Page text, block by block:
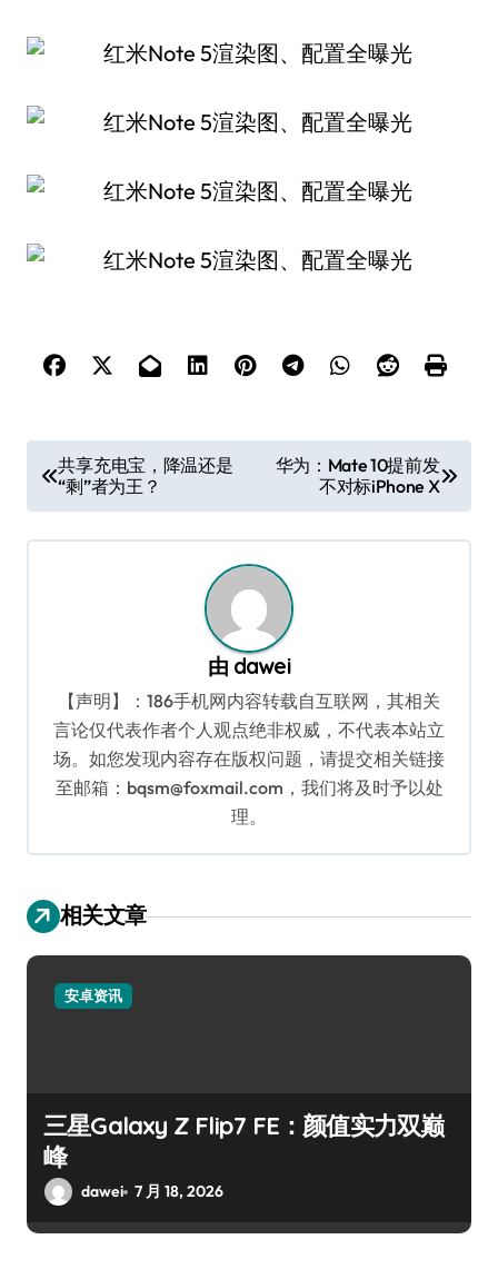
章
导
共享充电宝，降温还是
“剩”者为王？
华为：Mate 10提前发
不对标iPhone X
由 dawei
【声明】：186手机网内容转载自互联网，其相关
言论仅代表作者个人观点绝非权威，不代表本站立
场。如您发现内容存在版权问题，请提交相关链接
至邮箱：bqsm@foxmail.com，我们将及时予以处
理。
相关文章
安卓资讯
三星Galaxy Z Flip7 FE：颜值实力双巅
峰
dawei 7 月 18, 2026